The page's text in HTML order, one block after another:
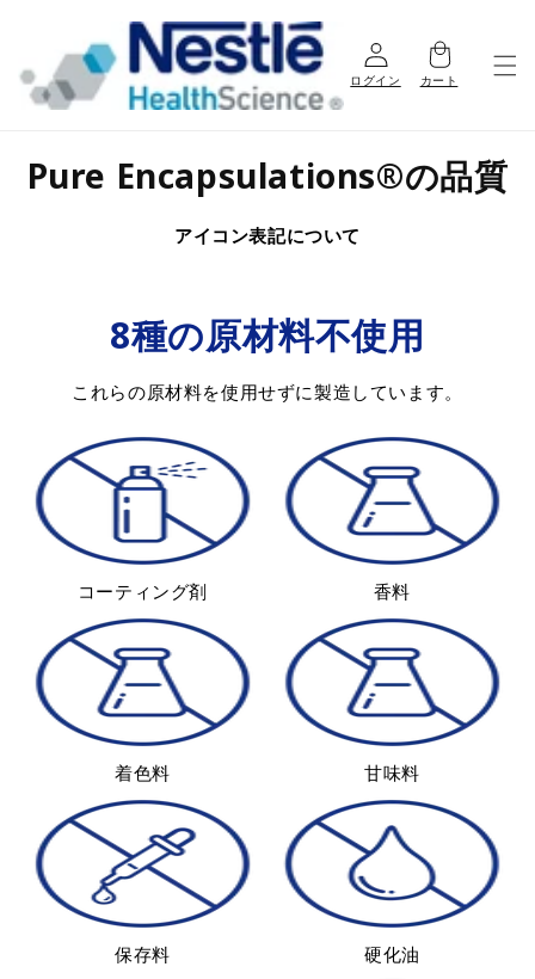
ログイン カート
Pure Encapsulations®の品質
アイコン表記について
8種の原材料不使用
これらの原材料を使用せずに製造しています。
コーティング剤 香料
着色料 甘味料
保存料 硬化油